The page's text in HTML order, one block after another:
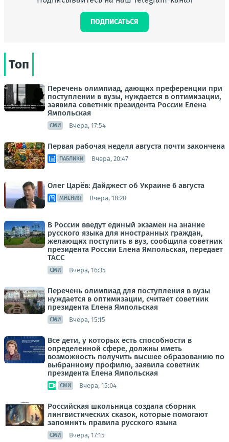
ПОДПИСАТЬСЯ
Топ
Перечень олимпиад, дающих преференции при
поступлении в вузы, нуждается в оптимизации,
заявила советник президента России Елена
Ямпольская
СМИ Вчера, 17:54
Первая рабочая неделя августа почти закончена
ПАБЛИКИ Вчера, 20:47
Олег Царёв: Дайджест об Украине 6 августа
МНЕНИЯ Вчера, 18:20
В России введут единый экзамен на знание
русского языка для иностранных граждан,
желающих поступить в вуз, сообщила советник
президента России Елена Ямпольская, передает
ТАСС
СМИ Вчера, 16:35
Перечень олимпиад для поступления в вузы
нуждается в оптимизации, считает советник
президента Елена Ямпольская
СМИ Вчера, 15:15
Все дети, у которых есть способности в
определенной сфере, должны иметь
возможность получить высшее образованию по
выбранному профилю, заявила советник
президента Елена Ямпольская
СМИ Вчера, 15:04
Российская школьница создала сборник
лингвистических сказок, которые помогают
запомнить правила русского языка
СМИ Вчера, 17:15